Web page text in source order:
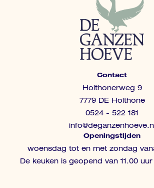
Contact
Holthonerweg 9
7779 DE Holthone
0524 - 522 181
Openingstijden
woensdag tot en met zondag
De keuken is geopend van 11.00